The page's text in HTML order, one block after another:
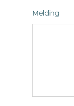
Melding